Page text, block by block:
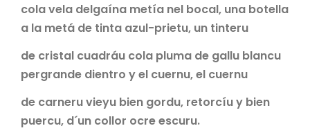
cola vela delgaína metía nel bocal, una botella
a la metá de tinta azul-prietu, un tinteru
de cristal cuadráu cola pluma de gallu blancu
pergrande dientro y el cuernu, el cuernu
de carneru vieyu bien gordu, retorcíu y bien
puercu, d´un collor ocre escuru.